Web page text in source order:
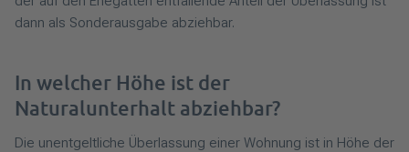
dann als Sonderausgabe abziehbar.
In welcher Höhe ist der
Naturalunterhalt abziehbar?
Die unentgeltliche Überlassung einer Wohnung ist in Höhe der